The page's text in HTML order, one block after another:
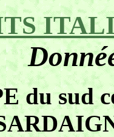
du sud